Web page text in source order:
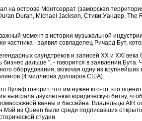
на острове Монтсеррат (заморская
Duran, Michael Jackson, Стиви Уандер,
момент в истории музыкальной
частника - заявил совладелец Ричард Бут,
саундтреков и записей XX и XXI
дальше ", - говорится в заявлении
оборудования, включая одну из
(4 миллиона долларов США).
говорит, что им нужен кто-то, кто
выиграла двухлетнюю юридическую битву,
ванны и бассейна. Владельцы AIR
из Queen были среди подписавших
студии.